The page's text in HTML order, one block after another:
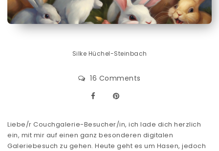
Silke Hüchel-Steinbach
16 Comments
Liebe/r Couchgalerie-Besucher/in, ich lade dich herzlich
ein, mit mir auf einen ganz besonderen digitalen
Galeriebesuch zu gehen. Heute geht es um Hasen, jedoch